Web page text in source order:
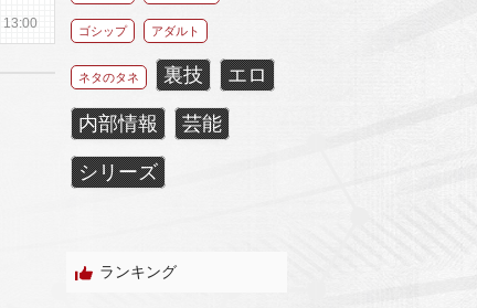
13:00 ゴシップ アダルト
ネタのタネ 裏技 エロ
内部情報 芸能
シリーズ
ランキング